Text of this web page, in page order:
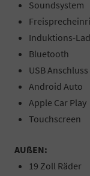
Soundsystem
Induktions-
Bluetooth
USB Anschluss
Android Auto
Apple Car Play
Touchscreen
AUßEN:
19 Zoll Räder